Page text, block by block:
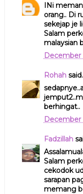
INi
orang.. Di
sekejap je
Salam
malaysian
December
Rohah
berhingat..
December
Fadzillah
Salam
cekodok
sarapan
memang